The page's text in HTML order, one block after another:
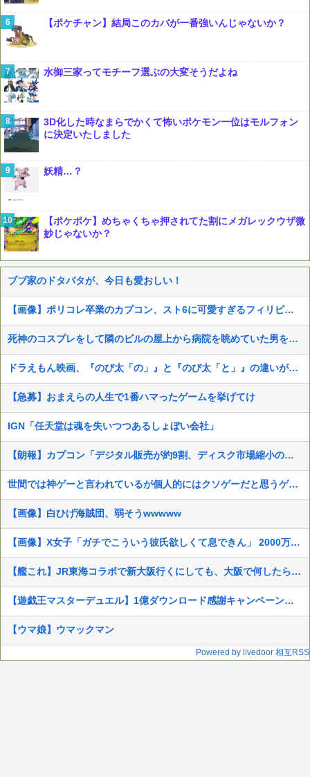
【ポケチャン】結局このカバが一番強いんじゃないか？
水御三家ってモチーフ選ぶの大変そうだよね
3D化した時なまらでかくて怖いポケモン一位はモルフォン
に決定いたしました
妖精…？
【ポケポケ】めちゃくちゃ押されてた割にメガレックウザ微
妙じゃないか？
ブブ家のドタバタが、今日も愛おしい！
【画像】ポリコレ卒業のカプコン、スト6に可愛すぎるフィリピン人キャラ実装！
死神のコスプレをして隣のビルの屋上から病院を眺めていた男を逮捕ｗｗｗ
ドラえもん映画、『のび太「の」』と『のび太「と」』の違いがわからないと話題に
【急募】おまえらの人生で1番ハマったゲームを挙げてけ
IGN「任天堂は魂を失いつつあるしょぼい会社」
【朗報】カプコン「デジタル販売が約9割、ディスク市場縮小の大きな影響は想定していない」
世間では神ゲーと言われているが個人的にはクソゲーだと思うゲーム挙げてけ
【画像】白ひげ海賊団、弱そうwwwww
【画像】X女子「ガチでこういう彼氏欲しくて息できん」 2000万バズ
【艦これ】JR東海コラボで新大阪行くにしても、大阪で何したらいいんだろ？
【遊戯王マスターデュエル】1億ダウンロード感謝キャンペーン実施！
【ウマ娘】ウマックマン
Powered by livedoor 相互RSS